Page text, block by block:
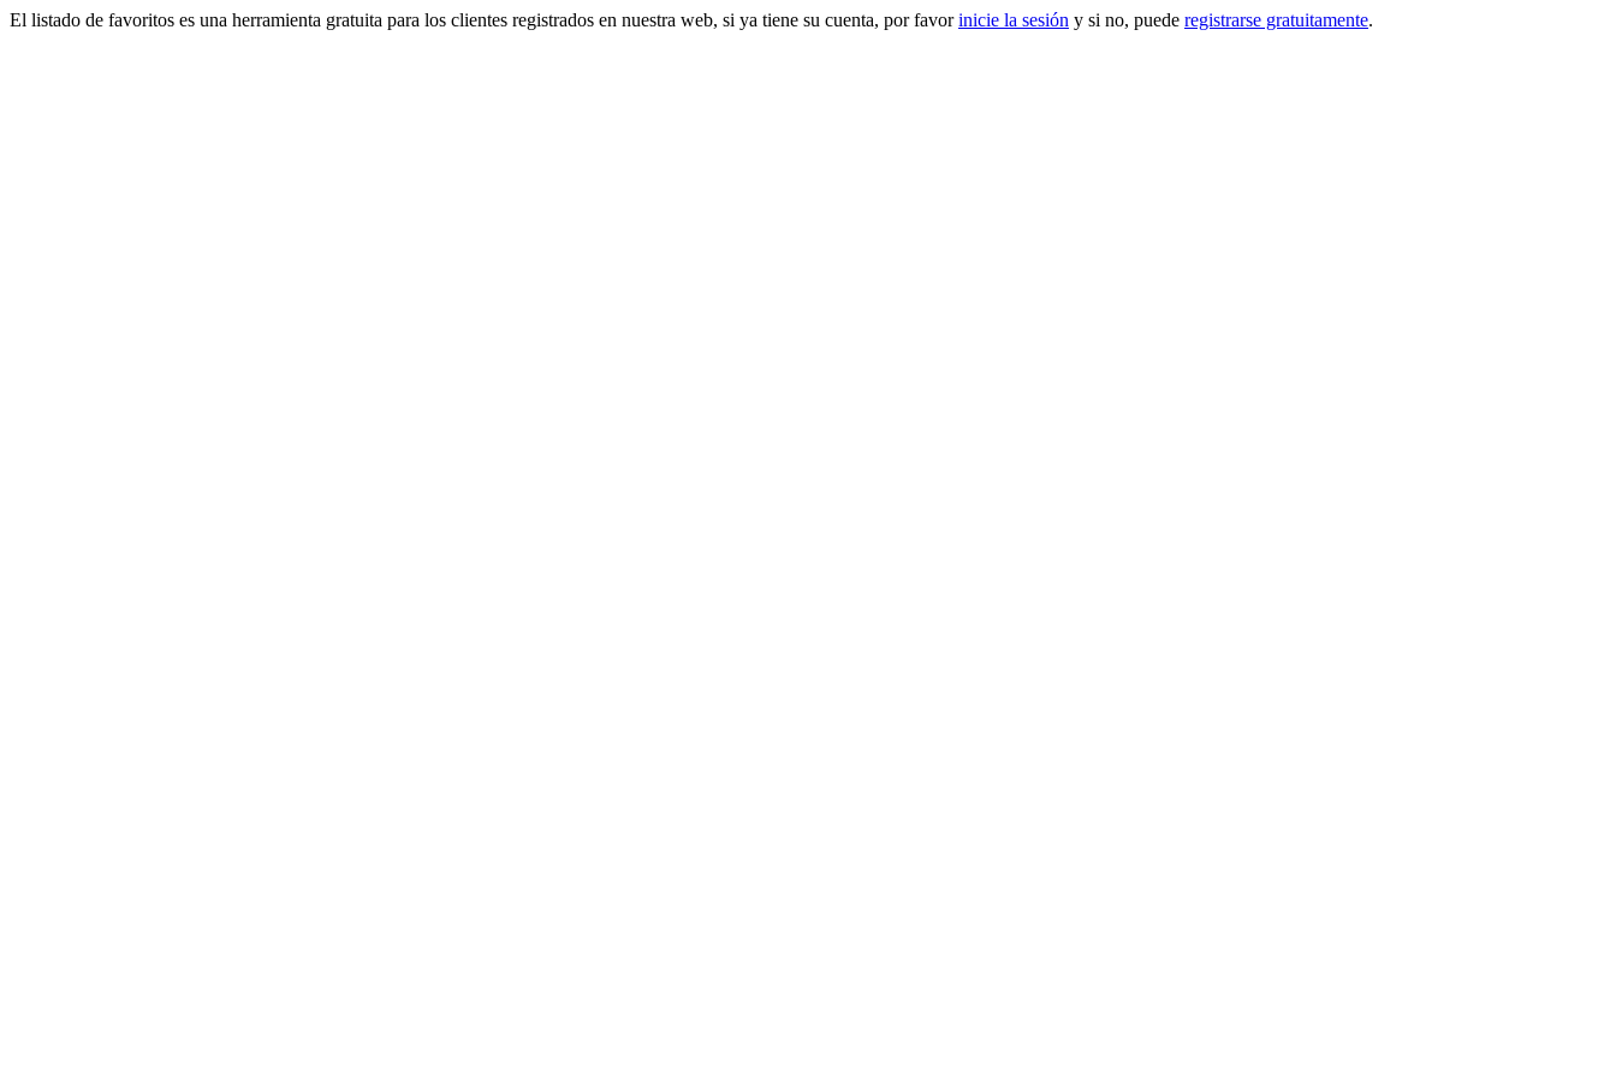
El listado de favoritos es una herramienta gratuita para los clientes registrados en nuestra web, si ya tiene su cuenta, por favorinicie la sesión y si no, puede registrarse gratuitamente.